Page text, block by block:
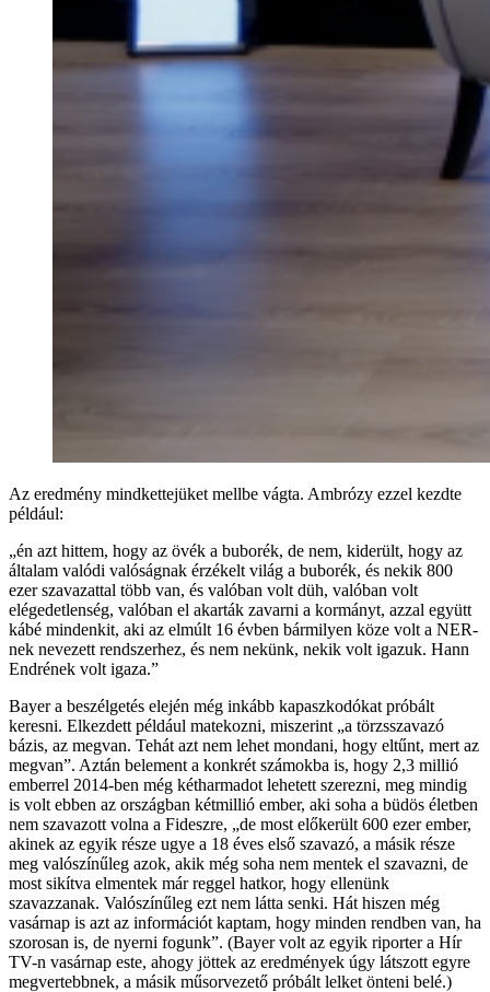
Az eredmény mindkettejüket mellbe vágta. Ambrózy ezzel kezdte
például:
„én azt hittem, hogy az övék a buborék, de nem, kiderült, hogy az
általam valódi valóságnak érzékelt világ a buborék, és nekik 800
ezer szavazattal több van, és valóban volt düh, valóban volt
elégedetlenség, valóban el akarták zavarni a kormányt, azzal együtt
kábé mindenkit, aki az elmúlt 16 évben bármilyen köze volt a NER-
nek nevezett rendszerhez, és nem nekünk, nekik volt igazuk. Hann
Endrének volt igaza.”
Bayer a beszélgetés elején még inkább kapaszkodókat próbált
keresni. Elkezdett például matekozni, miszerint „a törzsszavazó
bázis, az megvan. Tehát azt nem lehet mondani, hogy eltűnt, mert az
megvan”. Aztán belement a konkrét számokba is, hogy 2,3 millió
emberrel 2014-ben még kétharmadot lehetett szerezni, meg mindig
is volt ebben az országban kétmillió ember, aki soha a büdös életben
nem szavazott volna a Fideszre, „de most előkerült 600 ezer ember,
akinek az egyik része ugye a 18 éves első szavazó, a másik része
meg valószínűleg azok, akik még soha nem mentek el szavazni, de
most sikítva elmentek már reggel hatkor, hogy ellenünk
szavazzanak. Valószínűleg ezt nem látta senki. Hát hiszen még
vasárnap is azt az információt kaptam, hogy minden rendben van, ha
szorosan is, de nyerni fogunk”. (Bayer volt az egyik riporter a Hír
TV-n vasárnap este, ahogy jöttek az eredmények úgy látszott egyre
megvertebbnek, a másik műsorvezető próbált lelket önteni belé.)